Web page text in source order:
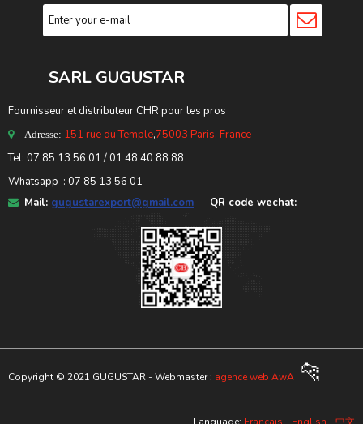
SARL GUGUSTAR
Fournisseur et distributeur CHR pour les pros
Adresse: 151 rue du Temple,75003 Paris, France
Tel: 07 85 13 56 01 / 01 48 40 88 88
Whatsapp : 07 85 13 56 01
Mail: gugustarexport@gmail.com QR code wechat:
Copyright © 2021 GUGUSTAR - Webmaster : agence web AwA 🐆